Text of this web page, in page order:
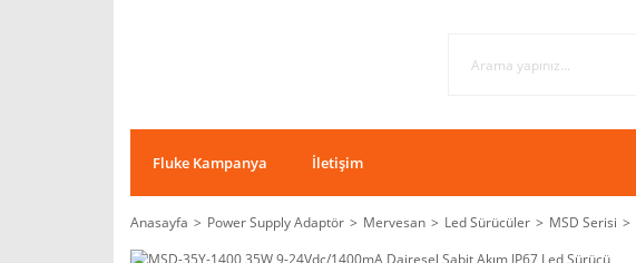
Fluke Kampanya İletişim
Anasayfa Power Supply Adaptör Mervesan Led Sürücüler MSD Serisi